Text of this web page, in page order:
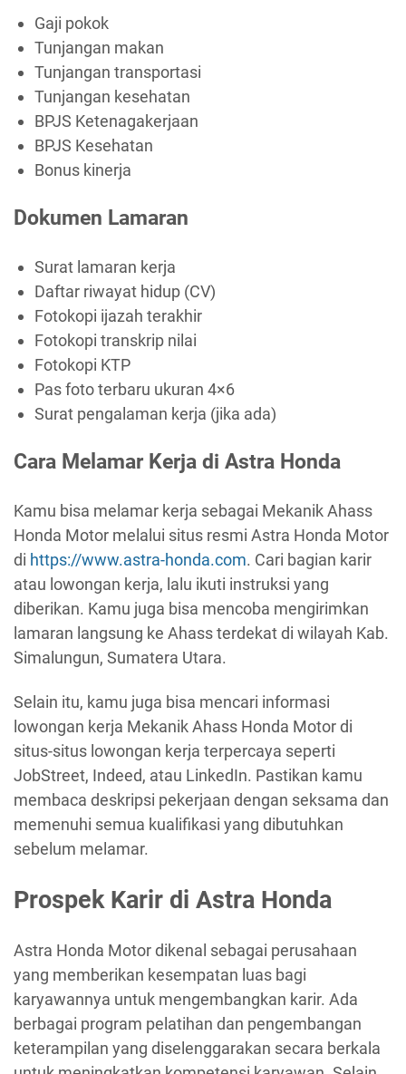
Gaji pokok
Tunjangan makan
Tunjangan transportasi
Tunjangan kesehatan
BPJS Ketenagakerjaan
BPJS Kesehatan
Bonus kinerja
Dokumen Lamaran
Surat lamaran kerja
Daftar riwayat hidup (CV)
Fotokopi ijazah terakhir
Fotokopi transkrip nilai
Fotokopi KTP
Pas foto terbaru ukuran 4×6
Surat pengalaman kerja (jika ada)
Cara Melamar Kerja di Astra Honda
Kamu bisa melamar kerja sebagai Mekanik Ahass
Honda Motor melalui situs resmi Astra Honda Motor
di https://www.astra-honda.com. Cari bagian karir
atau lowongan kerja, lalu ikuti instruksi yang
diberikan. Kamu juga bisa mencoba mengirimkan
lamaran langsung ke Ahass terdekat di wilayah Kab.
Simalungun, Sumatera Utara.
Selain itu, kamu juga bisa mencari informasi
lowongan kerja Mekanik Ahass Honda Motor di
situs-situs lowongan kerja terpercaya seperti
JobStreet, Indeed, atau LinkedIn. Pastikan kamu
membaca deskripsi pekerjaan dengan seksama dan
memenuhi semua kualifikasi yang dibutuhkan
sebelum melamar.
Prospek Karir di Astra Honda
Astra Honda Motor dikenal sebagai perusahaan
yang memberikan kesempatan luas bagi
karyawannya untuk mengembangkan karir. Ada
berbagai program pelatihan dan pengembangan
keterampilan yang diselenggarakan secara berkala